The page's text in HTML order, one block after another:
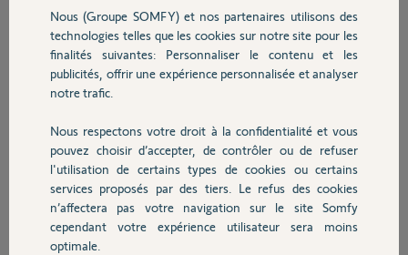
Sécurité
Domotique
Chauffage
Autres produits
fonctionne avec l'application TAHOMA
ainsi que mes volets SOMFY et le volet
VELUX.
Avec ALEXA les volets sont reconnus et
commandable à la voix, pas le portail
Nouvelle séquence appelée je pars trouvée
Pour le contrôler dites Alexa allume je pars
A l'annonce allume je pars, réponse alexa ,
L'appareil je pars ne prend pas cette commande.
Avec Google, le portail est reconnu et apparait dans la liste des
appareils contrairement à Alexa, mais la commande je pars est
interprétée mais n'a aucune action sur le portail
Nous (Groupe SOMFY) et nos partenaires utilisons des
technologies telles que les cookies sur notre site pour les
finalités suivantes: Personnaliser le contenu et les
publicités, offrir une expérience personnalisée et analyser
notre trafic.
Nous respectons votre droit à la confidentialité et vous
pouvez choisir d’accepter, de contrôler ou de refuser
l'utilisation de certains types de cookies ou certains
services proposés par des tiers. Le refus des cookies
n’affectera pas votre navigation sur le site Somfy
cependant votre expérience utilisateur sera moins
optimale.